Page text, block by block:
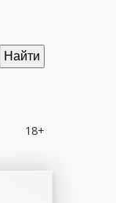
Найти
18+